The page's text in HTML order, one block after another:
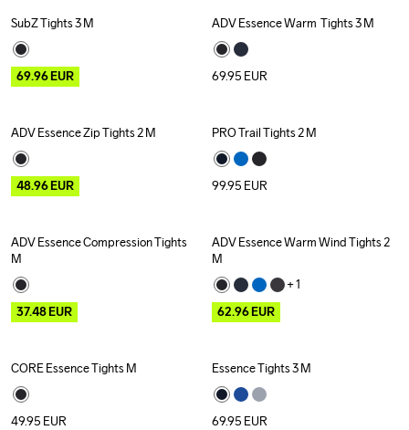
Outlet
SubZ Tights 3 M
69.96EUR
ADV Essence Warm  Tights 3 M
69.95 EUR
Outlet
ADV Essence Zip Tights 2 M
48.96EUR
PRO Trail Tights 2 M
99.95 EUR
Outlet Recycled
ADV Essence Compression Tights
M
37.48EUR
Outlet
ADV Essence Warm Wind Tights 2
M
+ 1
62.96EUR
CORE Essence Tights M
49.95 EUR
Essence Tights 3 M
69.95 EUR